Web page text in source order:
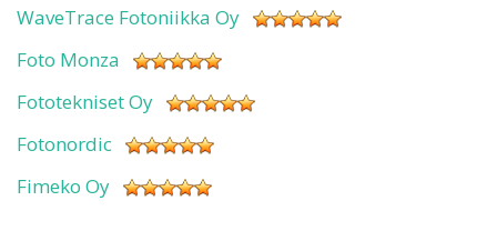
WaveTrace Fotoniikka Oy
Foto Monza
Fototekniset Oy
Fotonordic
Fimeko Oy